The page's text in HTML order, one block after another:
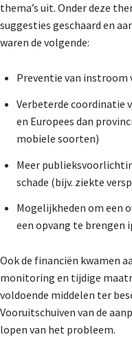
thema’s uit. Onder deze
suggesties geschaard en
waren de volgende:
Preventie van instroom
Verbeterde coordinatie
en Europees dan
mobiele soorten)
Meer
schade (bijv. ziekte
Mogelijkheden om een
een opvang te brengen
Ook de financiën kwamen
monitoring en tijdige
voldoende middelen ter
Vooruitschuiven van de
lopen van het probleem.